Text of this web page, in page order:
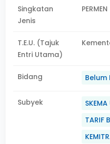
Singkatan
Jenis
PERMEN
T.E.U. (Tajuk
Entri Utama)
Bidang Belum
Subyek
SKEMA
TARIF